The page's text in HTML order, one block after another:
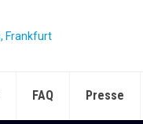
FAQ Presse